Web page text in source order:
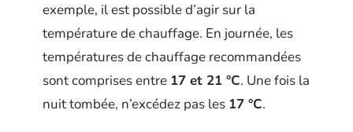
exemple, il est possible d’agir sur la
température de chauffage. En journée, les
températures de chauffage recommandées
sont comprises entre 17 et 21 °C. Une fois la
nuit tombée, n’excédez pas les 17 °C.